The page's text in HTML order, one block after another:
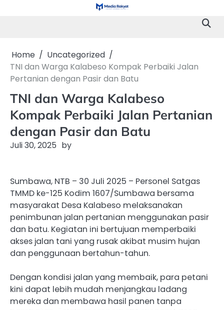
Home
Uncategorized
TNI dan Warga Kalabeso Kompak Perbaiki Jalan
Pertanian dengan Pasir dan Batu
TNI dan Warga Kalabeso
Kompak Perbaiki Jalan Pertanian
dengan Pasir dan Batu
Juli 30, 2025 by
Sumbawa, NTB – 30 Juli 2025 – Personel Satgas
TMMD ke-125 Kodim 1607/Sumbawa bersama
masyarakat Desa Kalabeso melaksanakan
penimbunan jalan pertanian menggunakan pasir
dan batu. Kegiatan ini bertujuan memperbaiki
akses jalan tani yang rusak akibat musim hujan
dan penggunaan bertahun-tahun.
Dengan kondisi jalan yang membaik, para petani
kini dapat lebih mudah menjangkau ladang
mereka dan membawa hasil panen tanpa